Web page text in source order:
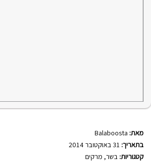
מאת: Balaboosta
בתאריך:
קטגוריות: בשר, מרקים